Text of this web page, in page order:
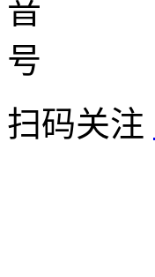
扫码关注